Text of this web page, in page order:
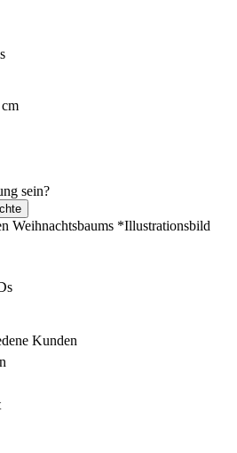
sein?
*Illustrationsbild
Kunden